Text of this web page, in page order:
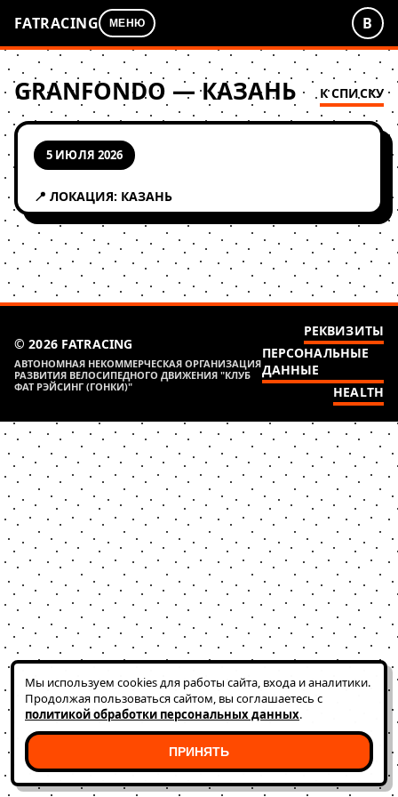
FATRACING МЕНЮ В
GRANFONDO — КАЗАНЬ К СПИСКУ
5 ИЮЛЯ 2026
📍 ЛОКАЦИЯ: КАЗАНЬ
© 2026 FATRACING
АВТОНОМНАЯ НЕКОММЕРЧЕСКАЯ ОРГАНИЗАЦИЯ
РАЗВИТИЯ ВЕЛОСИПЕДНОГО ДВИЖЕНИЯ "КЛУБ
ФАТ РЭЙСИНГ (ГОНКИ)"
РЕКВИЗИТЫ
ПЕРСОНАЛЬНЫЕ
ДАННЫЕ
HEALTH
Мы используем cookies для работы сайта, входа и аналитики.
Продолжая пользоваться сайтом, вы соглашаетесь с
политикой обработки персональных данных.
ПРИНЯТЬ